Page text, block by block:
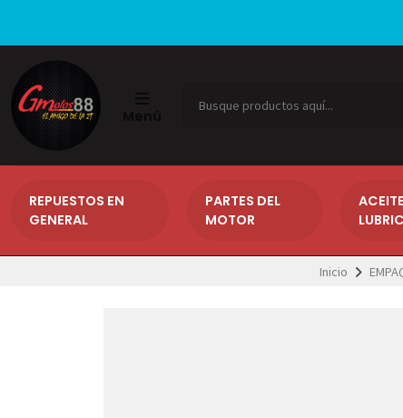
REPUESTOS EN
GENERAL
PARTES DEL
MOTOR
Inicio